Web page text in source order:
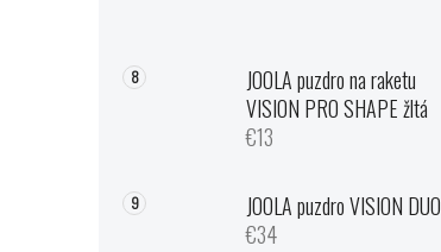
JOOLA puzdro na raketu
VISION PRO SHAPE žltá
€13
JOOLA puzdro VISION DUO
€34